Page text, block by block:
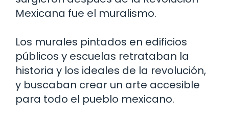
Mexicana fue el muralismo.
Los murales pintados en edificios
públicos y escuelas retrataban la
historia y los ideales de la revolución,
y buscaban crear un arte accesible
para todo el pueblo mexicano.